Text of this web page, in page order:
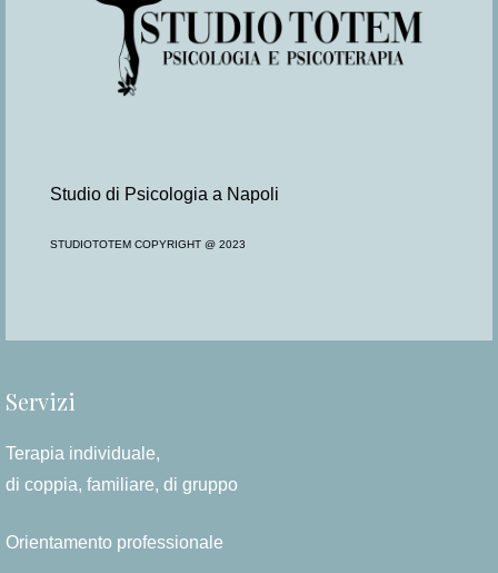
Studio di Psicologia a Napoli
STUDIOTOTEM COPYRIGHT @ 2023
Servizi
Terapia individuale,
di coppia, familiare, di gruppo
Orientamento professionale